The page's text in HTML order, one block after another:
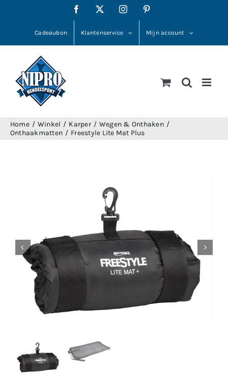
Facebook Instagram
Cadeaubon Klantenservice Mijn account
Home Winkel Karper
Wegen & Onthaken
Onthaakmatten
Freestyle Lite Mat Plus